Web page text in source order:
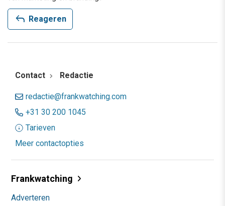
reply Reageren
Contact Redactie
redactie@frankwatching.com
+31 30 200 1045
Tarieven
Meer contactopties
Frankwatching
Adverteren